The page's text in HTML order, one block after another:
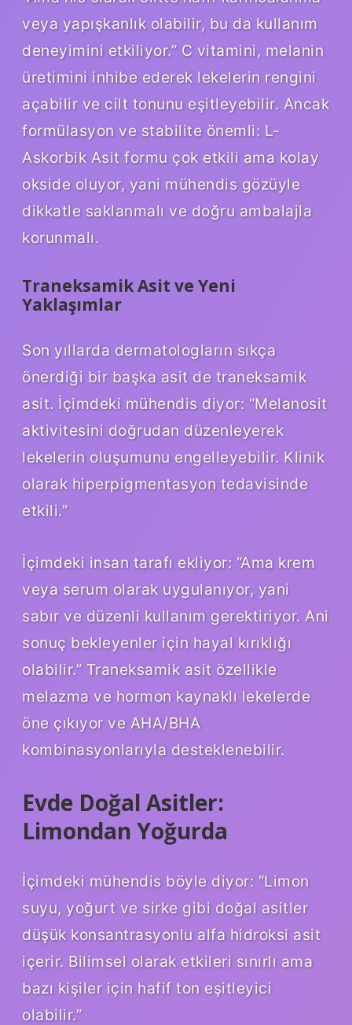
veya yapışkanlık olabilir, bu da kullanım
deneyimini etkiliyor.” C vitamini, melanin
üretimini inhibe ederek lekelerin rengini
açabilir ve cilt tonunu eşitleyebilir. Ancak
formülasyon ve stabilite önemli: L-
Askorbik Asit formu çok etkili ama kolay
okside oluyor, yani mühendis gözüyle
dikkatle saklanmalı ve doğru ambalajla
korunmalı.
Traneksamik Asit ve Yeni
Yaklaşımlar
Son yıllarda dermatologların sıkça
önerdiği bir başka asit de traneksamik
asit. İçimdeki mühendis diyor: “Melanosit
aktivitesini doğrudan düzenleyerek
lekelerin oluşumunu engelleyebilir. Klinik
olarak hiperpigmentasyon tedavisinde
etkili.”
İçimdeki insan tarafı ekliyor: “Ama krem
veya serum olarak uygulanıyor, yani
sabır ve düzenli kullanım gerektiriyor. Ani
sonuç bekleyenler için hayal kırıklığı
olabilir.” Traneksamik asit özellikle
melazma ve hormon kaynaklı lekelerde
öne çıkıyor ve AHA/BHA
kombinasyonlarıyla desteklenebilir.
Evde Doğal Asitler:
Limondan Yoğurda
İçimdeki mühendis böyle diyor: “Limon
suyu, yoğurt ve sirke gibi doğal asitler
düşük konsantrasyonlu alfa hidroksi asit
içerir. Bilimsel olarak etkileri sınırlı ama
bazı kişiler için hafif ton eşitleyici
olabilir.”